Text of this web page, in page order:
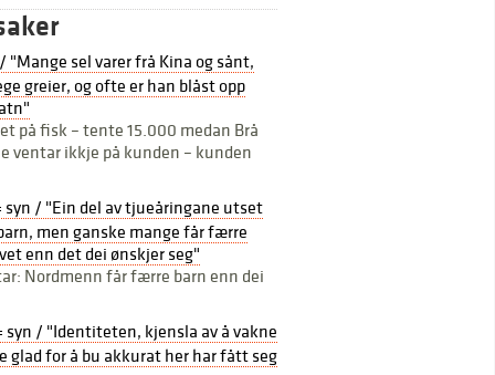
"Mange sel varer frå Kina og sånt,
greier, og ofte er han blåst opp
på fisk – tente 15.000 medan Brå
ventar ikkje på kunden – kunden
/ "Ein del av tjueåringane utset
men ganske mange får færre
enn det dei ønskjer seg"
Nordmenn får færre barn enn dei
/ "Identiteten, kjensla av å vakne
glad for å bu akkurat her har fått seg